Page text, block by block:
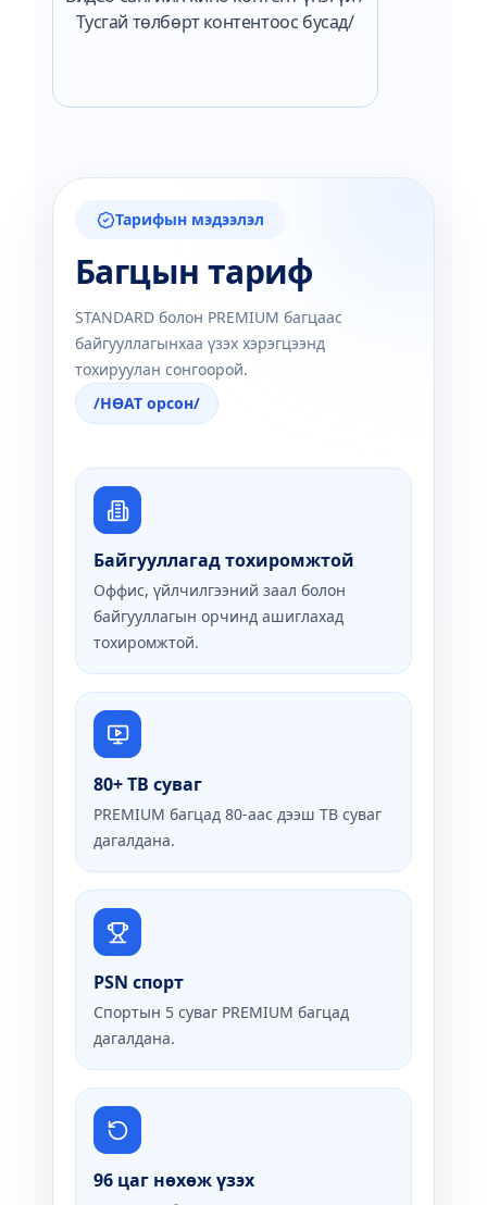
Тусгай төлбөрт контентоос бусад/
Тарифын мэдээлэл
Багцын тариф
STANDARD болон PREMIUM багцаас
байгууллагынхаа үзэх хэрэгцээнд
тохируулан сонгоорой.
/НӨАТ орсон/
Байгууллагад тохиромжтой
Оффис, үйлчилгээний заал болон
байгууллагын орчинд ашиглахад
тохиромжтой.
80+ ТВ суваг
PREMIUM багцад 80-аас дээш ТВ суваг
дагалдана.
PSN спорт
Спортын 5 суваг PREMIUM багцад
дагалдана.
96 цаг нөхөж үзэх